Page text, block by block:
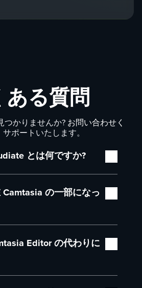
ある質問
つかりませんか? お問い合わせく
サポートいたします。
とは何ですか?
音声録音・テキストベース動
テキストを編集するだけでビ
や教育コンテンツ向けの生成
能します。スクリプトやナレ
の一部になっ
となっています。パフォーマ
るため、Audiate と Camtasia
Editor の代わりに